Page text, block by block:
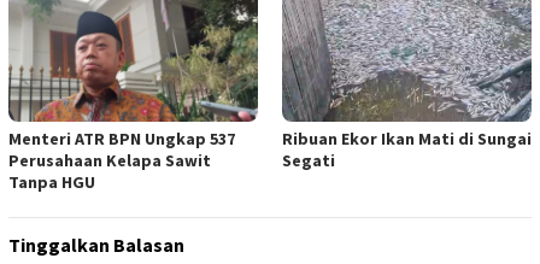
Menteri ATR BPN Ungkap 537
Perusahaan Kelapa Sawit
Tanpa HGU
Ribuan Ekor Ikan Mati di Sungai
Segati
Tinggalkan Balasan